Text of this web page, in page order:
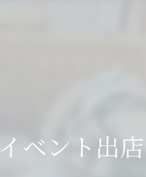
イベント出店